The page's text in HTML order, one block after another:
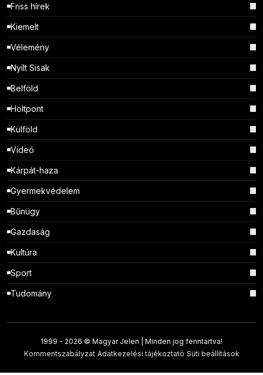
Friss hírek
Kiemelt
Vélemény
Nyílt Sisak
Belföld
Holtpont
Külföld
Videó
Kárpát-haza
Gyermekvédelem
Bűnügy
Gazdaság
Kultúra
Sport
Tudomány
1999 - 2026 © Magyar Jelen | Minden jog fenntartva!
Kommentszabályzat Adatkezelési tájékoztató Süti beállítások